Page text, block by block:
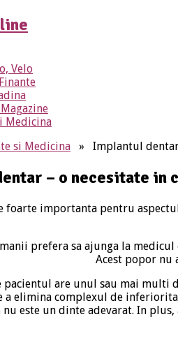
Velo
Medicina
si Medicina » Implantul
– o necesitate
foarte importanta pentru
prefera sa ajunga la
Acest popor nu
pacientul are unul sau mai multi
a elimina complexul de
nu este un dinte adevarat. In